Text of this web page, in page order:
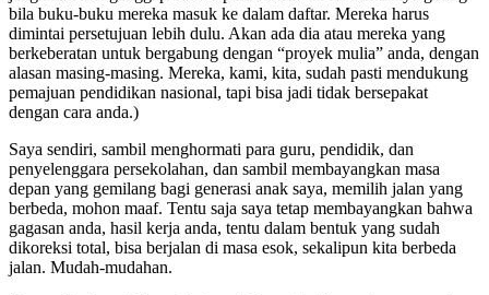
bila buku-buku mereka masuk ke dalam daftar. Mereka harus
dimintai persetujuan lebih dulu. Akan ada dia atau mereka yang
berkeberatan untuk bergabung dengan “proyek mulia” anda, dengan
alasan masing-masing. Mereka, kami, kita, sudah pasti mendukung
pemajuan pendidikan nasional, tapi bisa jadi tidak bersepakat
dengan cara anda.)
Saya sendiri, sambil menghormati para guru, pendidik, dan
penyelenggara persekolahan, dan sambil membayangkan masa
depan yang gemilang bagi generasi anak saya, memilih jalan yang
berbeda, mohon maaf. Tentu saja saya tetap membayangkan bahwa
gagasan anda, hasil kerja anda, tentu dalam bentuk yang sudah
dikoreksi total, bisa berjalan di masa esok, sekalipun kita berbeda
jalan. Mudah-mudahan.